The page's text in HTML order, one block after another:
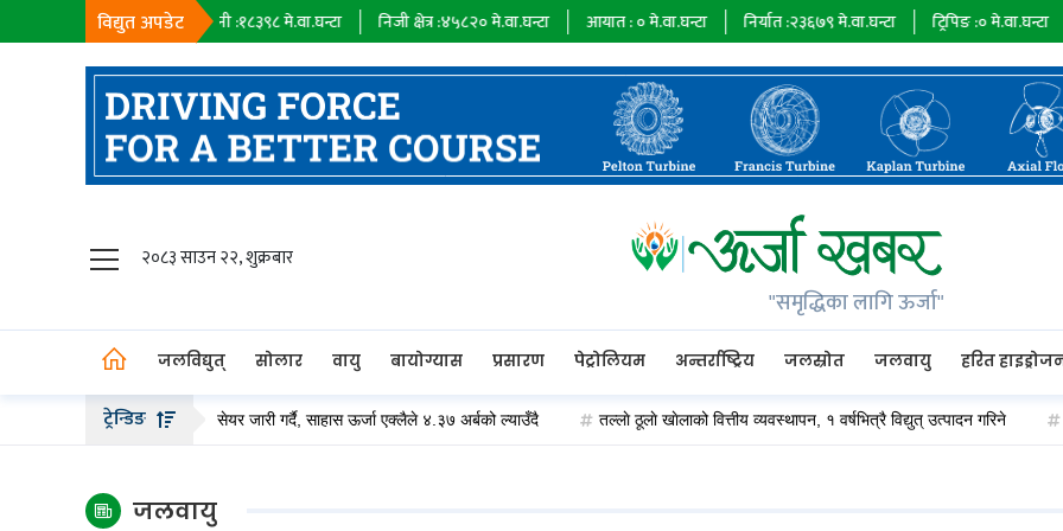
विद्युत अपडेट
सहायक कम्पनी :१८३९८ मे.वा.घन्टा निजी क्षेत्र :४५८२०मे.वा.घन्टा आयात : मे.वा.घन्टा निर्यात : २३६७९मे.वा.घन्टा ट्रिपिङ : मे.वा.घन्टा ऊर्जा
२०८३ साउन २२, शुक्रबार
"समृद्धिका लागि ऊर्जा"
जलविद्युत् सोलार वायु बायोग्यास प्रसारण पेट्रोलियम अन्तर्राष्ट्रिय जलस्रोत जलवायु हरित
वायु
बायोग्यास
पेट्रोलियम
ट्रेन्डिङ
२० अर्ब बढीको हकप्रद सेयर जारी गर्दै, साहास ऊर्जा एक्लैले ४.३७ अर्बको ल्याउँदै तल्लाे ठूलाे खाेलाको वित्तीय व्यवस्थापन, १ वर्षभित्रै विद्युत् उत्पादन गरिने
जलवायु